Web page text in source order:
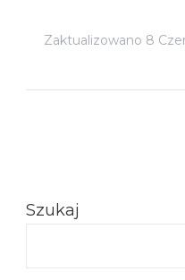
Zaktualizowano 8
Szukaj